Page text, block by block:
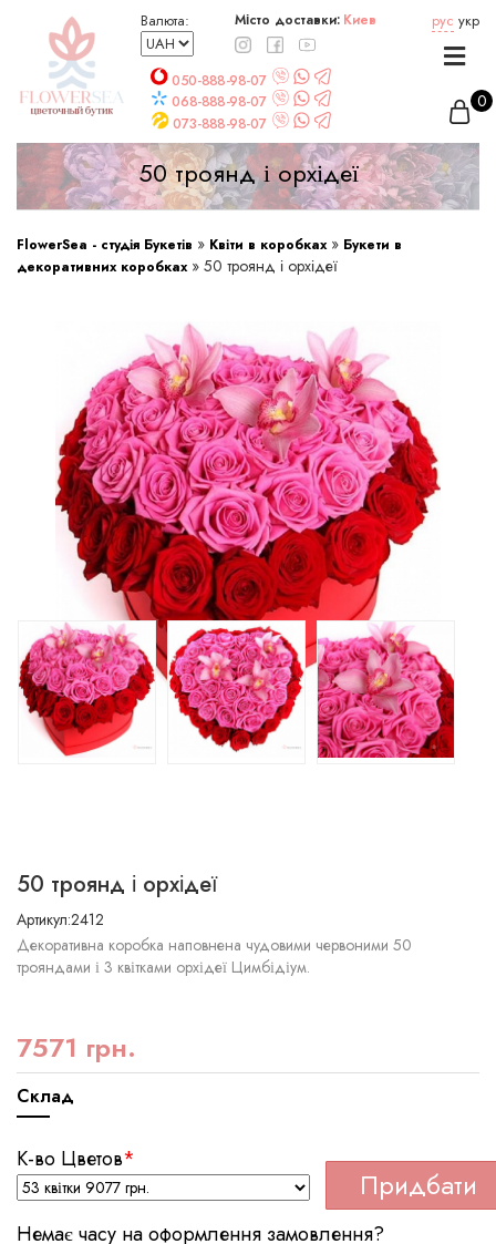
Валюта: Місто доставки: Киев рус укр
050-888-98-07
068-888-98-07
073-888-98-07
50 троянд і орхідеї
FlowerSea - студія Букетів » Квіти в коробках» Букети в
декоративних коробках» 50 троянд і орхідеї
50 троянд і орхідеї
Артикул:2412
Декоративна коробка наповнена чудовими червоними 50
трояндами і 3 квітками орхідеї Цимбідіум.
7571 грн.
Склад
К-во Цветов*
Придбати
Немає часу на оформлення замовлення?